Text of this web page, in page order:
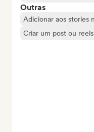
Outras
Adicionar aos stories
Criar um post ou